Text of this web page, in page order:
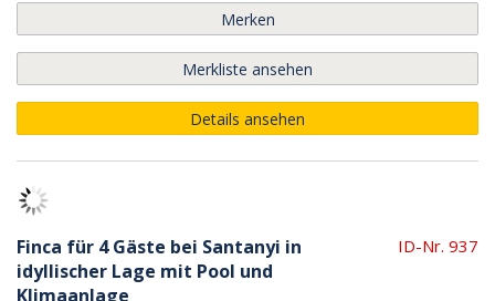
Merken
Merkliste ansehen
Details ansehen
Finca für 4 Gäste bei Santanyi in
idyllischer Lage mit Pool und
Klimaanlage
ID-Nr. 937